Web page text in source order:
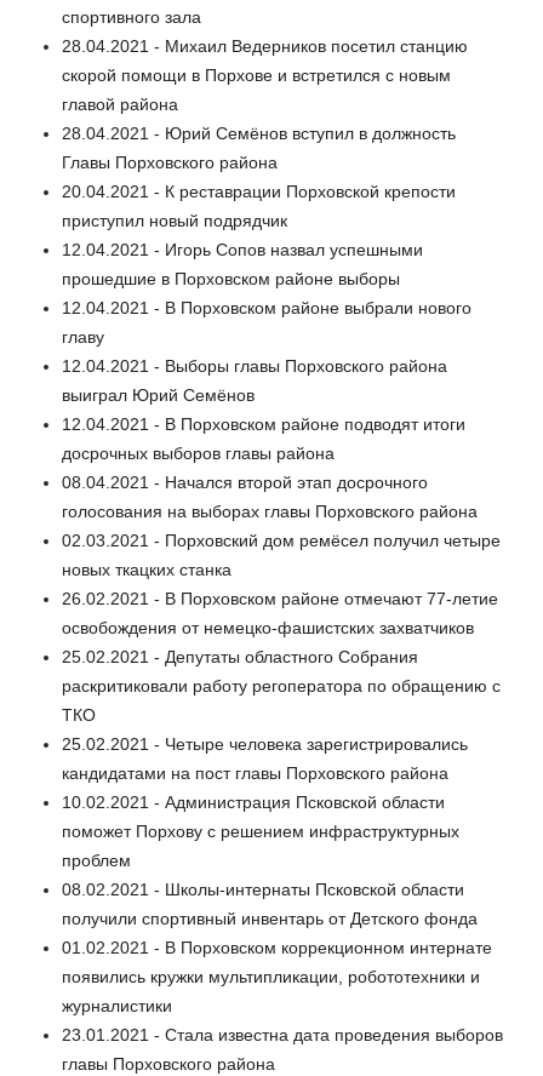
спортивного зала
28.04.2021 - Михаил Ведерников посетил станцию
скорой помощи в Порхове и встретился с новым
главой района
28.04.2021 - Юрий Семёнов вступил в должность
Главы Порховского района
20.04.2021 - К реставрации Порховской крепости
приступил новый подрядчик
12.04.2021 - Игорь Сопов назвал успешными
прошедшие в Порховском районе выборы
12.04.2021 - В Порховском районе выбрали нового
главу
12.04.2021 - Выборы главы Порховского района
выиграл Юрий Семёнов
12.04.2021 - В Порховском районе подводят итоги
досрочных выборов главы района
08.04.2021 - Начался второй этап досрочного
голосования на выборах главы Порховского района
02.03.2021 - Порховский дом ремёсел получил четыре
новых ткацких станка
26.02.2021 - В Порховском районе отмечают 77-летие
освобождения от немецко-фашистских захватчиков
25.02.2021 - Депутаты областного Собрания
раскритиковали работу регоператора по обращению с
ТКО
25.02.2021 - Четыре человека зарегистрировались
кандидатами на пост главы Порховского района
10.02.2021 - Администрация Псковской области
поможет Порхову с решением инфраструктурных
проблем
08.02.2021 - Школы-интернаты Псковской области
получили спортивный инвентарь от Детского фонда
01.02.2021 - В Порховском коррекционном интернате
появились кружки мультипликации, робототехники и
журналистики
23.01.2021 - Стала известна дата проведения выборов
главы Порховского района